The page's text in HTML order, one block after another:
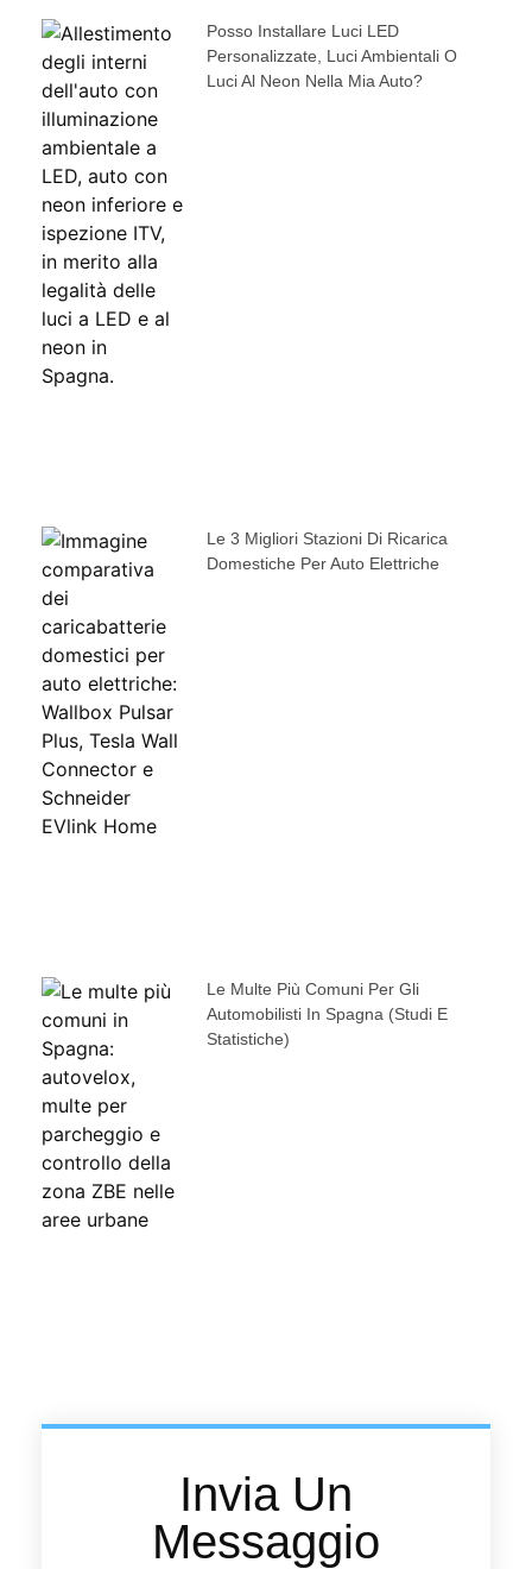
Posso Installare Luci LED
Personalizzate, Luci Ambientali O
Luci Al Neon Nella Mia Auto?
Le 3 Migliori Stazioni Di Ricarica
Domestiche Per Auto Elettriche
Le Multe Più Comuni Per Gli
Automobilisti In Spagna (studi E
Statistiche)
Invia Un
Messaggio